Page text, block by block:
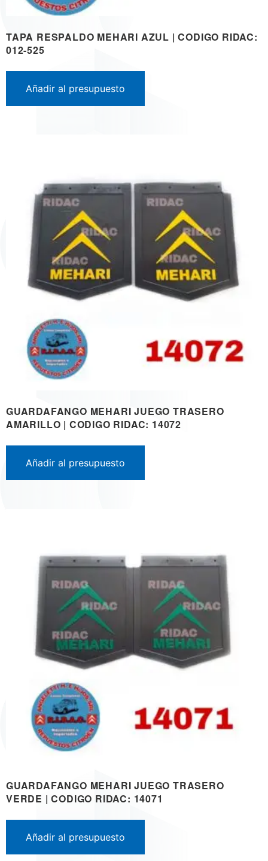
TAPA RESPALDO MEHARI AZUL | CODIGO RIDAC:
012-525
Añadir al presupuesto
GUARDAFANGO MEHARI JUEGO TRASERO
AMARILLO | CODIGO RIDAC: 14072
Añadir al presupuesto
GUARDAFANGO MEHARI JUEGO TRASERO
VERDE | CODIGO RIDAC: 14071
Añadir al presupuesto